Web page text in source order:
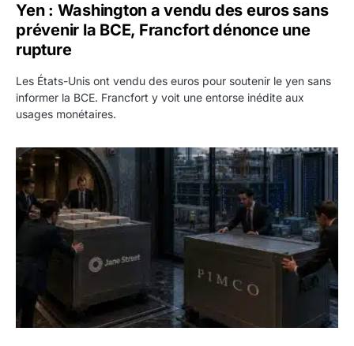
Yen : Washington a vendu des euros sans
prévenir la BCE, Francfort dénonce une
rupture
Les États-Unis ont vendu des euros pour soutenir le yen sans
informer la BCE. Francfort y voit une entorse inédite aux
usages monétaires.
Jane Street négocie le transfert de 11 milliards de